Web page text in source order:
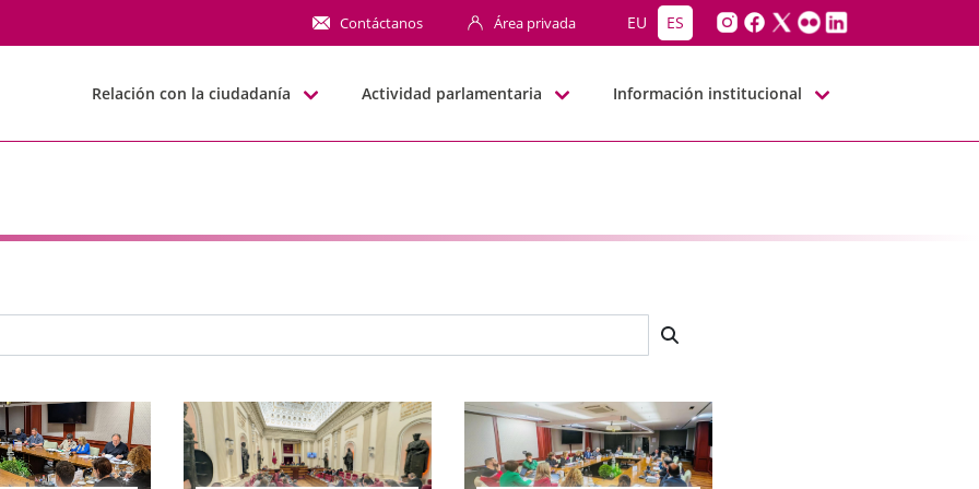
Contáctanos Área privada EU ES
Relación con la ciudadanía Actividad parlamentaria Información institucional
búsqueda